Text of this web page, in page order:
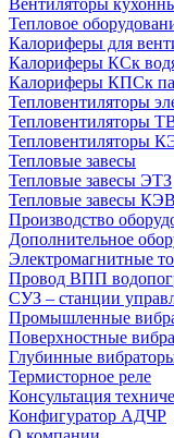
Вентиляторы
Тепловое
Калориферы для
Калориферы КСк
Калориферы КПСк
Тепловентиляторы
Тепловентиляторы
Тепловентиляторы
Тепловые завесы
Тепловые завесы ЭТЗ
Тепловые завесы КЭВ
Производство
Дополнительное
Электромагнитные
Провод ВПП
СУЗ – станции
Промышленные
Поверхностные
Глубинные
Термисторное реле
Консультация
Конфигуратор АДЧР